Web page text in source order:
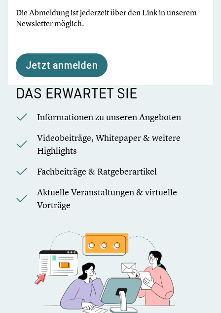
Die Abmeldung ist jederzeit über den Link in unserem
Newsletter möglich.
Jetzt anmelden
DAS ERWARTET SIE
Informationen zu unseren Angeboten
Videobeiträge, Whitepaper & weitere
Highlights
Fachbeiträge & Ratgeberartikel
Aktuelle Veranstaltungen & virtuelle
Vorträge